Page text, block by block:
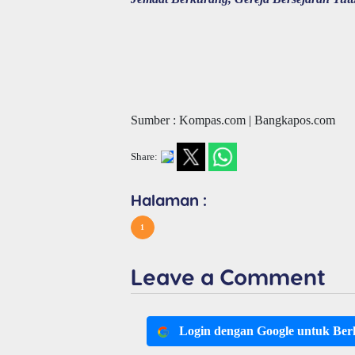
Sumber : Kompas.com | Bangkapos.com
Share:
Halaman :
1
Leave a Comment
Login dengan Google untuk